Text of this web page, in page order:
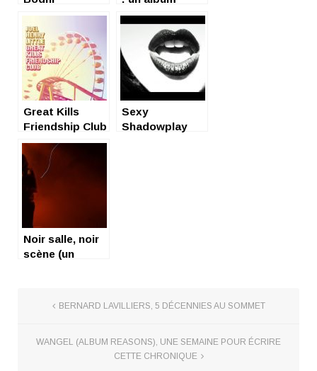
Labyrinth ha ha
ha haaaa
(very) cool et
(very) sexy
Great Kills
Friendship Club
de Joel Henry
Little : album
supralunaire
Sexy
Shadowplay
Noir salle, noir
scène (un
BERNARD LAVILLIERS, 5 DÉCENNIES AU SOMMET
WANGEL (ALBUM REASONS), UNE SEMAINE POUR ÉCRIRE
CETTE CHRONIQUE